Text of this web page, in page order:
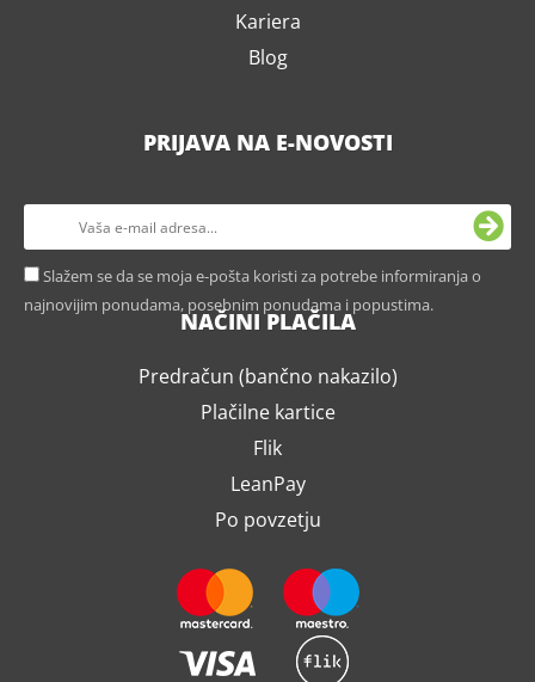
Kariera
Blog
PRIJAVA NA E-NOVOSTI
Slažem se da se moja e-pošta koristi za potrebe informiranja o
najnovijim ponudama, posebnim ponudama i popustima.
NAČINI PLAČILA
Predračun (bančno nakazilo)
Plačilne kartice
Flik
LeanPay
Po povzetju